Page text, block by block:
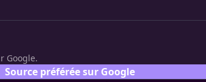
Google.
Source préférée sur Google